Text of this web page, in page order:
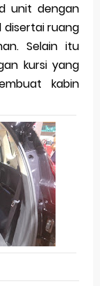
unit dengan
ruang
Selain itu
kursi yang
kabin